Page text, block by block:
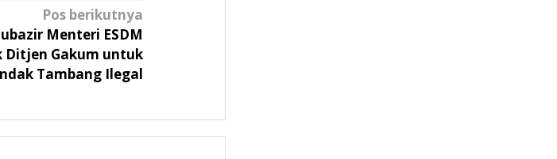
Pos berikutnya
Menteri ESDM
Ditjen Gakum untuk
Tambang Ilegal